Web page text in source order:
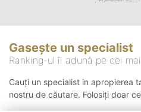
Gasește un specialist
Ranking-ul îi adună pe cei
Cauți un specialist in apropierea
nostru de căutare. Folosiți doar